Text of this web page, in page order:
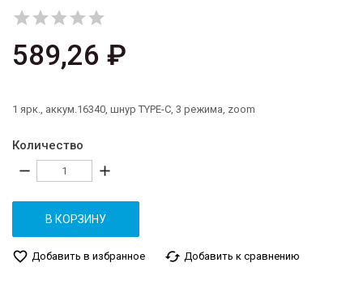

589,26 ₽
1 ярк., аккум.16340, шнур TYPE-C, 3 режима, zoom
Количество
remove add
В КОРЗИНУ
favorite_border Добавить в избранное cached Добавить к сравнению